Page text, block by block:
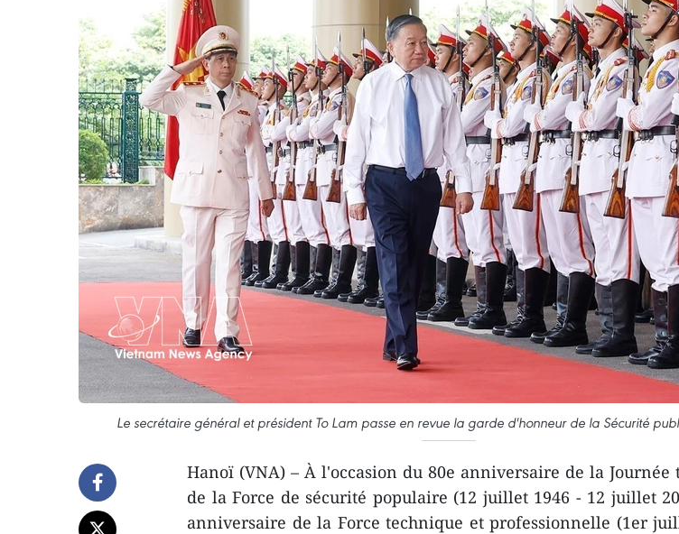
Le secrétaire général et président To Lam passe en revue la garde d'honneur de la Sécurité
Hanoï (VNA) – À l'occasion du 80e anniversaire de la
de la Force de sécurité populaire (12 juillet 1946 - 12 juillet
anniversaire de la Force technique et professionnelle (1er